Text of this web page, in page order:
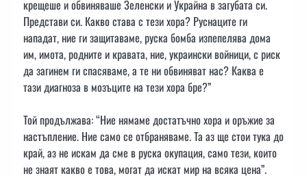
крещеше и обвиняваше Зеленски и Украйна в загубата си.
Представи си. Какво става с тези хора? Руснаците ги
нападат, ние ги защитаваме, руска бомба изпепелява дома
им, имота, родните и кравата, ние, украински войници, с риск
да загинем ги спасяваме, а те ни обвиняват нас? Каква е
тази диагноза в мозъците на тези хора бре?”
Той продължава: “Ние нямаме достатъчно хора и оръжие за
настъпление. Ние само се отбраняваме. Та аз ще стои тука до
край, аз не искам да сме в руска окупация, само тези, които
не знаят какво е това, могат да искат мир на всяка цена”.